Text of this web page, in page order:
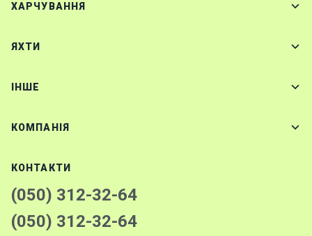
ХАРЧУВАННЯ
ЯХТИ
IНШЕ
КОМПАНІЯ
КОНТАКТИ
(050) 312-32-64
(050) 312-32-64